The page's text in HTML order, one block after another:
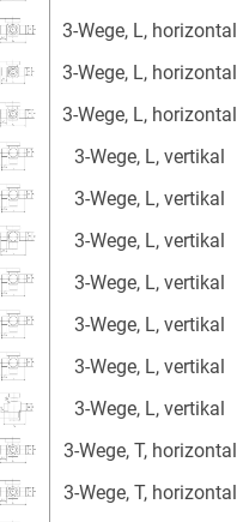
3-Wege, L, horizontal
3-Wege, L, horizontal
3-Wege, L, horizontal
3-Wege, L, vertikal
3-Wege, L, vertikal
3-Wege, L, vertikal
3-Wege, L, vertikal
3-Wege, L, vertikal
3-Wege, L, vertikal
3-Wege, L, vertikal
3-Wege, T, horizontal
3-Wege, T, horizontal